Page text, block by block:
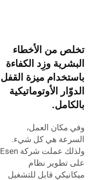
تخلص من الأخطاء
البشرية وزِد الكفاءة
باستخدام ميزة القفل
الدوّار الأوتوماتيكية
بالكامل.
وفي مكان العمل،
السرعة هي كل شيء.
ولذلك عملت شركة Esen
على تطوير نظام
ميكانيكي قابل للتشغيل